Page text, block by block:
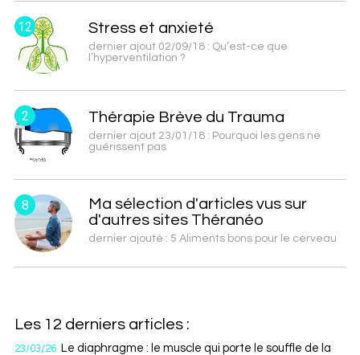
12 Stress et anxieté
dernier ajout 02/09/18 : Qu’est-ce que
l’hyperventilation ?
2 Thérapie Brève du Trauma
dernier ajout 23/01/18 : Pourquoi les gens ne
guérissent pas
8
Ma sélection d'articles vus sur
d'autres sites Théranéo
dernier ajouté : 5 Aliments bons pour le cerveau
Les 12 derniers articles :
23/03/26 Le diaphragme : le muscle qui porte le souffle de la